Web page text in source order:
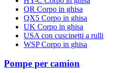
QR Corpo in ghisa
QX5 Corpo in ghisa
UK Corpo in ghisa
USA con cuscinetti a rulli
WSP Corpo in ghisa
Pompe per camion